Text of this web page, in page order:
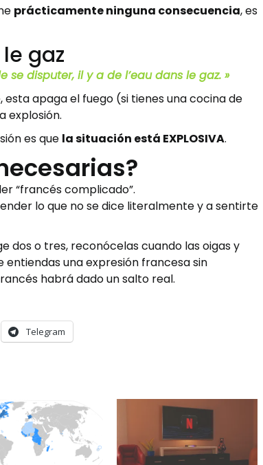
prácticamente ninguna consecuencia, es
gaz
se disputer, il y a de l’eau dans le gaz. »
esta apaga el fuego (si tienes una cocina de
explosión.
es que la situación está EXPLOSIVA.
“francés complicado”.
lo que no se dice literalmente y a sentirte
dos o tres, reconócelas cuando las oigas y
entiendas una expresión francesa sin
habrá dado un salto real.
Telegram